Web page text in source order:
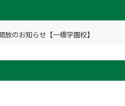
放のお知らせ【一橋学園校】